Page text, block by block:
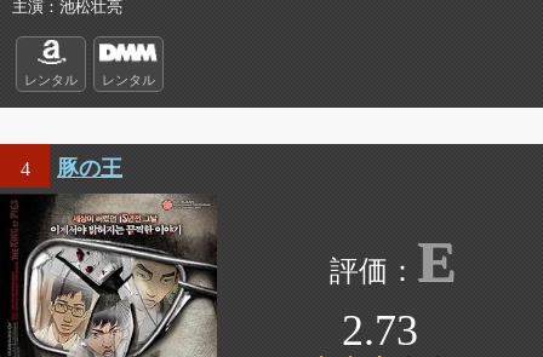
主演
池松壮亮
レンタル レンタル
4 豚の王
E
2.73